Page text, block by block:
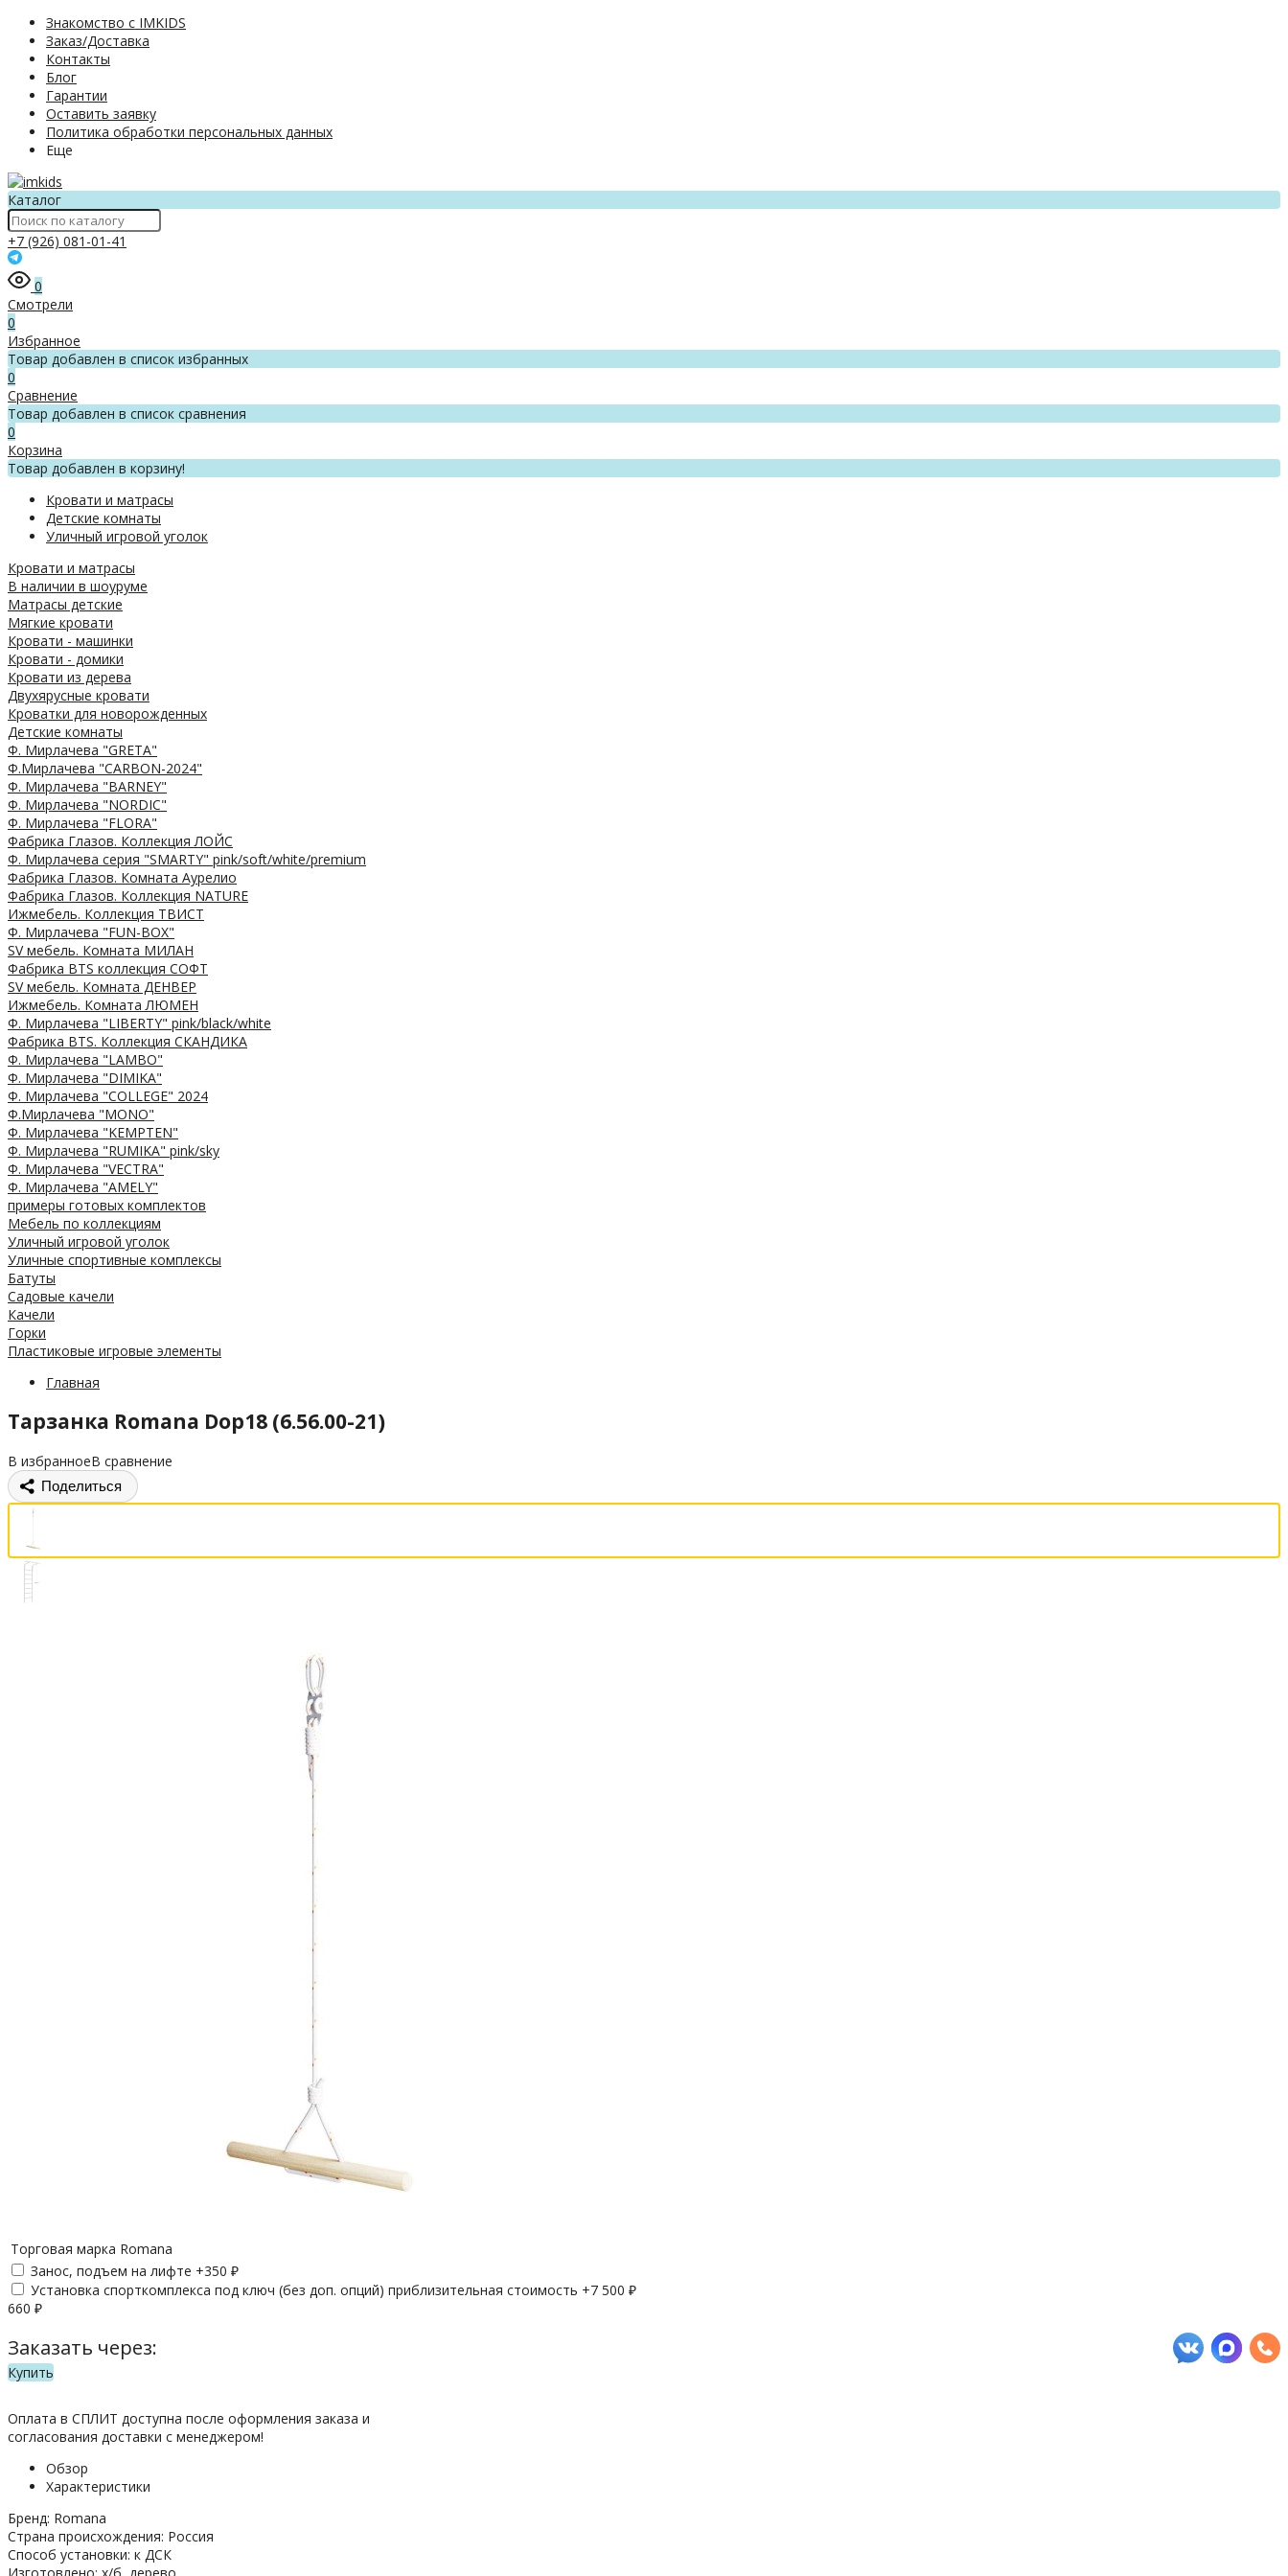
Знакомство с IMKIDS
Заказ/Доставка
Контакты
Блог
Гарантии
Оставить заявку
Политика обработки персональных данных
Еще
Каталог
+7 (926) 081-01-41
0
Смотрели
0
Избранное
Товар добавлен в список избранных
0
Сравнение
Товар добавлен в список сравнения
0
Корзина
Товар добавлен в корзину!
Кровати и матрасы
Детские комнаты
Уличный игровой уголок
Кровати и матрасы
В наличии в шоуруме
Матрасы детские
Мягкие кровати
Кровати - машинки
Кровати - домики
Кровати из дерева
Двухярусные кровати
Кроватки для новорожденных
Детские комнаты
Ф. Мирлачева "GRETA"
Ф.Мирлачева "CARBON-2024"
Ф. Мирлачева "BARNEY"
Ф. Мирлачева "NORDIC"
Ф. Мирлачева "FLORA"
Фабрика Глазов. Коллекция ЛОЙС
Ф. Мирлачева серия "SMARTY" pink/soft/white/premium
Фабрика Глазов. Комната Аурелио
Фабрика Глазов. Коллекция NATURE
Ижмебель. Коллекция ТВИСТ
Ф. Мирлачева "FUN-BOX"
SV мебель. Комната МИЛАН
Фабрика BTS коллекция СОФТ
SV мебель. Комната ДЕНВЕР
Ижмебель. Комната ЛЮМЕН
Ф. Мирлачева "LIBERTY" pink/black/white
Фабрика BTS. Коллекция СКАНДИКА
Ф. Мирлачева "LAMBO"
Ф. Мирлачева "DIMIKA"
Ф. Мирлачева "COLLEGE" 2024
Ф.Мирлачева "MONO"
Ф. Мирлачева "KEMPTEN"
Ф. Мирлачева "RUMIKA" pink/sky
Ф. Мирлачева "VECTRA"
Ф. Мирлачева "AMELY"
примеры готовых комплектов
Мебель по коллекциям
Уличный игровой уголок
Уличные спортивные комплексы
Батуты
Садовые качели
Качели
Горки
Пластиковые игровые элементы
Главная
Тарзанка Romana Dop18 (6.56.00-21)
В избранноеВ сравнение
Поделиться
Торговая марка Romana
Занос, подъем на лифте +350 ₽
Установка спорткомплекса под ключ (без доп. опций) приблизительная стоимость +7 500 ₽
660 ₽
Заказать через:
Купить
Оплата в СПЛИТ доступна после оформления заказа и
согласования доставки с менеджером!
Обзор
Характеристики
Бренд: Romana
Страна происхождения: Россия
Способ установки: к ДСК